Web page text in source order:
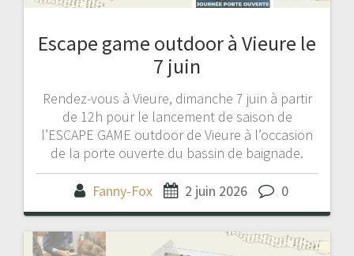
Escape game outdoor à Vieure le
7 juin
Rendez-vous à Vieure, dimanche 7 juin à partir
de 12h pour le lancement de saison de
l’ESCAPE GAME outdoor de Vieure à l’occasion
de la porte ouverte du bassin de baignade.
Fanny-Fox 2 juin 2026 0